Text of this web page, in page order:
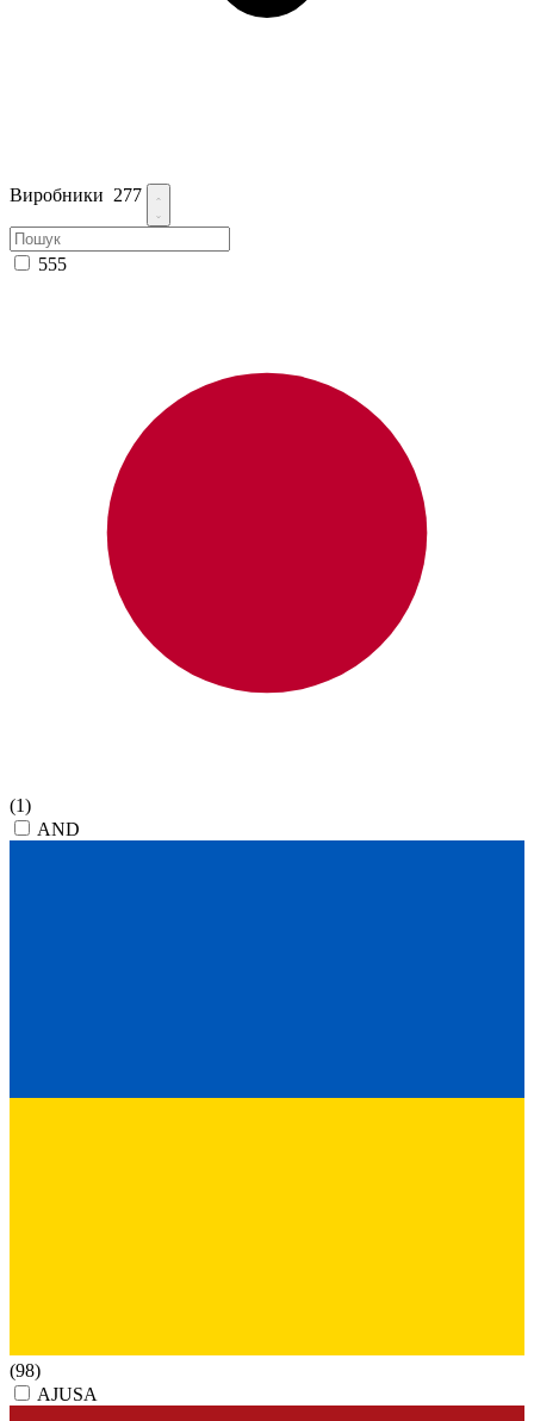
Виробники 277
555
(1)
AND
(98)
AJUSA